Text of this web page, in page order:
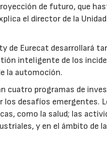
de futuro, que
el director de la
de Eurecat desarrollará
inteligente de los
la automoción.
cuatro programas de
los desafíos emergentes.
como la salud; las
y en el ámbito de